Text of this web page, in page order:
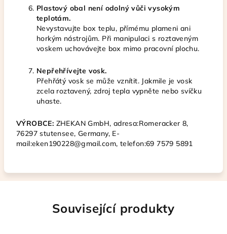
Plastový obal není odolný vůči vysokým
teplotám.
Nevystavujte box teplu, přímému plameni ani
horkým nástrojům. Při manipulaci s roztaveným
voskem uchovávejte box mimo pracovní plochu.
Nepřehřívejte vosk.
Přehřátý vosk se může vznítit. Jakmile je vosk
zcela roztavený, zdroj tepla vypněte nebo svíčku
uhaste.
VÝROBCE: ZHEKAN GmbH, adresa:Romeracker 8,
76297 stutensee, Germany, E-
mail:eken190228@gmail.com, telefon:69 7579 5891
Související produkty